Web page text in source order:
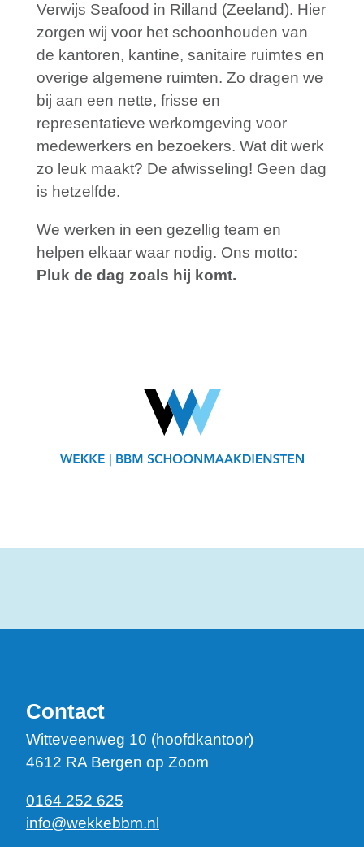
Verwijs Seafood in Rilland (Zeeland). Hier
zorgen wij voor het schoonhouden van
de kantoren, kantine, sanitaire ruimtes en
overige algemene ruimten. Zo dragen we
bij aan een nette, frisse en
representatieve werkomgeving voor
medewerkers en bezoekers. Wat dit werk
zo leuk maakt? De afwisseling! Geen dag
is hetzelfde.
We werken in een gezellig team en
helpen elkaar waar nodig. Ons motto:
Pluk de dag zoals hij komt.
Contact
Witteveenweg 10 (hoofdkantoor)
4612 RA Bergen op Zoom
0164 252 625
info@wekkebbm.nl